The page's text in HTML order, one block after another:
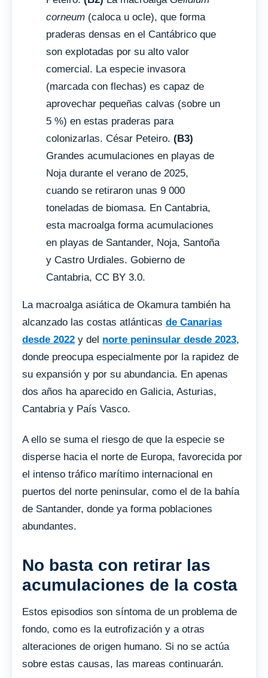
corneum (caloca u ocle), que forma
praderas densas en el Cantábrico que
son explotadas por su alto valor
comercial. La especie invasora
(marcada con flechas) es capaz de
aprovechar pequeñas calvas (sobre un
5 %) en estas praderas para
colonizarlas. César Peteiro. (B3)
Grandes acumulaciones en playas de
Noja durante el verano de 2025,
cuando se retiraron unas 9 000
toneladas de biomasa. En Cantabria,
esta macroalga forma acumulaciones
en playas de Santander, Noja, Santoña
y Castro Urdiales. Gobierno de
Cantabria, CC BY 3.0.
La macroalga asiática de Okamura también ha
alcanzado las costas atlánticas de Canarias
desde 2022 y del norte peninsular desde 2023,
donde preocupa especialmente por la rapidez de
su expansión y por su abundancia. En apenas
dos años ha aparecido en Galicia, Asturias,
Cantabria y País Vasco.
A ello se suma el riesgo de que la especie se
disperse hacia el norte de Europa, favorecida por
el intenso tráfico marítimo internacional en
puertos del norte peninsular, como el de la bahía
de Santander, donde ya forma poblaciones
abundantes.
No basta con retirar las
acumulaciones de la costa
Estos episodios son síntoma de un problema de
fondo, como es la eutrofización y a otras
alteraciones de origen humano. Si no se actúa
sobre estas causas, las mareas continuarán.